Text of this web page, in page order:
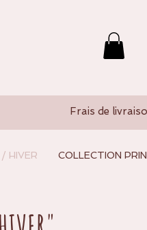
Frais de
HIVER COLLECTION